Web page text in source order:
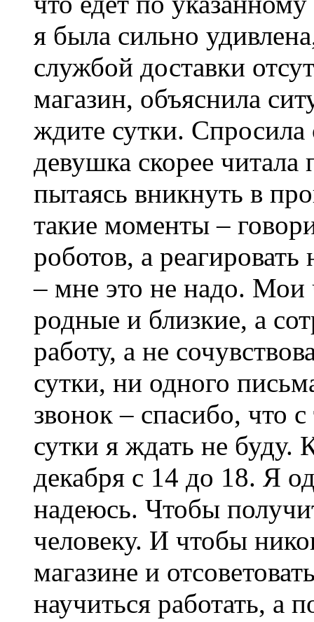
я была сильно
службой доставки
магазин, объяснила
ждите сутки. Спросила
девушка скорее
пытаясь вникнуть в
такие моменты –
роботов, а
– мне это не надо. Мои
родные и близкие, а
работу, а не
сутки, ни одного
звонок – спасибо, что
сутки я ждать не буду.
декабря с 14 до 18. Я
надеюсь. Чтобы
человеку. И чтобы
магазине и
научиться работать, а